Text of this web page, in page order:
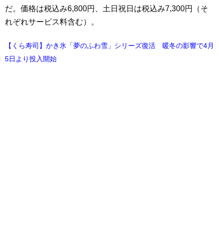
だ。価格は税込み6,800円、土日祝日は税込み7,300円（そ
れぞれサービス料含む）。
【くら寿司】かき氷「夢のふわ雪」シリーズ復活 暖冬の影響で4月
5日より投入開始